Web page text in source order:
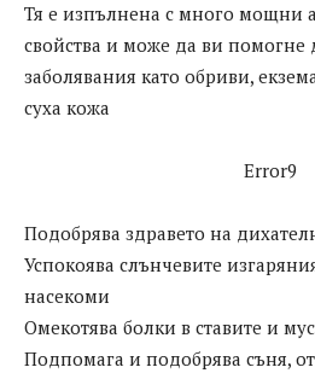
Тя е изпълнена с много мощни
свойства и може да ви помогне
заболявания като обриви,
суха кожа
Error9
Подобрява здравето на
Успокоява слънчевите
насекоми
Омекотява болки в ставите и
Подпомага и подобрява съня,